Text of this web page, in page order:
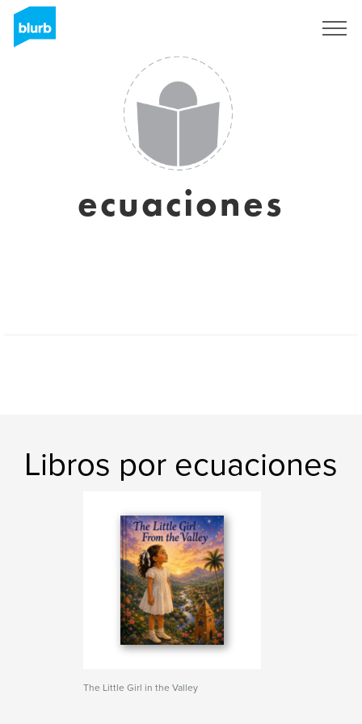
ecuaciones
Libros por ecuaciones
The Little Girl in the Valley